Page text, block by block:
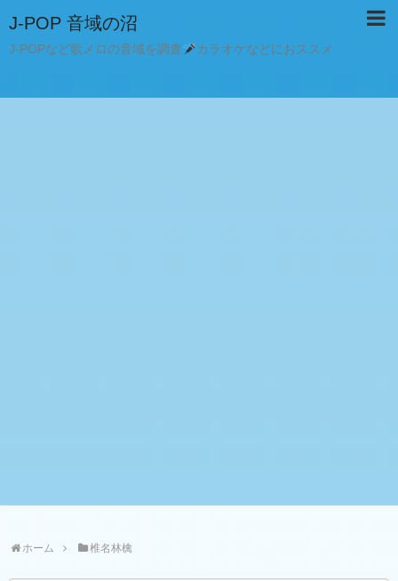
J-POP 音域の沼
J-POPなど歌メロの音域を調査 カラオケなどにおススメ
ホーム 椎名林檎